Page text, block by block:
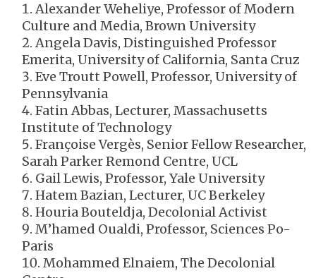
Alexander Weheliye, Professor of Modern
Culture and Media, Brown University
Angela Davis, Distinguished Professor
Emerita, University of California, Santa Cruz
Eve Troutt Powell, Professor, University of
Pennsylvania
Fatin Abbas, Lecturer, Massachusetts
Institute of Technology
Françoise Vergès, Senior Fellow Researcher,
Sarah Parker Remond Centre, UCL
Gail Lewis, Professor, Yale University
Hatem Bazian, Lecturer, UC Berkeley
Houria Bouteldja, Decolonial Activist
M’hamed Oualdi, Professor, Sciences Po-
Paris
Mohammed Elnaiem, The Decolonial